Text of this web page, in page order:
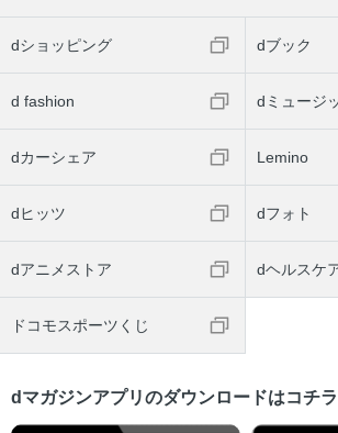
dショッピング dブック
d fashion dミュージ
dカーシェア Lemino
dヒッツ dフォト
dアニメストア dヘルスケ
ドコモスポーツくじ
dマガジンアプリのダウンロードはコチラ